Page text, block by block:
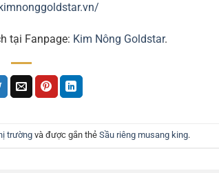
tại Fanpage: Kim Nông Goldstar.
trường và được gắn thẻ Sầu riêng musang king.